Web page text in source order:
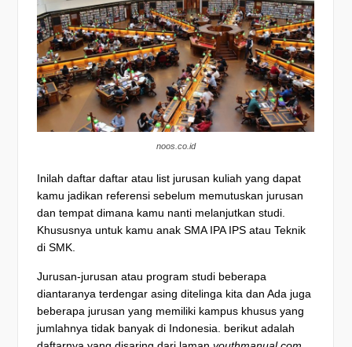
noos.co.id
Inilah daftar daftar atau list jurusan kuliah yang dapat
kamu jadikan referensi sebelum memutuskan jurusan
dan tempat dimana kamu nanti melanjutkan studi.
Khususnya untuk kamu anak SMA IPA IPS atau Teknik
di SMK.
Jurusan-jurusan atau program studi beberapa
diantaranya terdengar asing ditelinga kita dan Ada juga
beberapa jurusan yang memiliki kampus khusus yang
jumlahnya tidak banyak di Indonesia. berikut adalah